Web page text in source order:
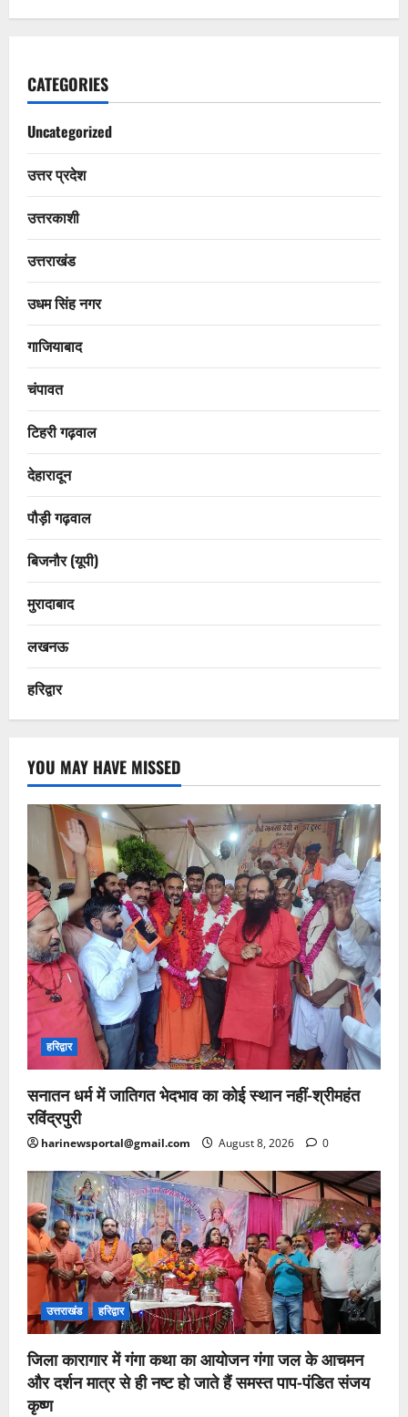
CATEGORIES
Uncategorized
उत्तर प्रदेश
उत्तरकाशी
उत्तराखंड
उधम सिंह नगर
गाजियाबाद
चंपावत
टिहरी गढ़वाल
देहारादून
पौड़ी गढ़वाल
बिजनौर (यूपी)
मुरादाबाद
लखनऊ
हरिद्वार
YOU MAY HAVE MISSED
हरिद्वार
सनातन धर्म में जातिगत भेदभाव का कोई स्थान नहीं-श्रीमहंत
रविंद्रपुरी
harinewsportal@gmail.com August 8, 2026 0
उत्तराखंड हरिद्वार
जिला कारागार में गंगा कथा का आयोजन गंगा जल के आचमन
और दर्शन मात्र से ही नष्ट हो जाते हैं समस्त पाप-पंडित संजय
कृष्ण